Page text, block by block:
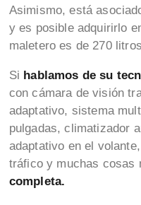
Asimismo, está
y es posible adquirirlo
maletero es de 270
Si hablamos de su
con cámara de visión
adaptativo, sistema
pulgadas, climatizador
adaptativo en el
tráfico y muchas cosas
completa.